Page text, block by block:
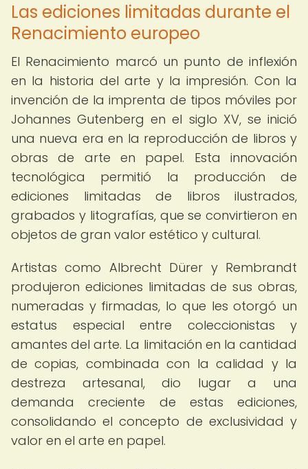
Las ediciones limitadas durante el
Renacimiento europeo
El Renacimiento marcó un punto de inflexión
en la historia del arte y la impresión. Con la
invención de la imprenta de tipos móviles por
Johannes Gutenberg en el siglo XV, se inició
una nueva era en la reproducción de libros y
obras de arte en papel. Esta innovación
tecnológica permitió la producción de
ediciones limitadas de libros ilustrados,
grabados y litografías, que se convirtieron en
objetos de gran valor estético y cultural.
Artistas como Albrecht Dürer y Rembrandt
produjeron ediciones limitadas de sus obras,
numeradas y firmadas, lo que les otorgó un
estatus especial entre coleccionistas y
amantes del arte. La limitación en la cantidad
de copias, combinada con la calidad y la
destreza artesanal, dio lugar a una
demanda creciente de estas ediciones,
consolidando el concepto de exclusividad y
valor en el arte en papel.